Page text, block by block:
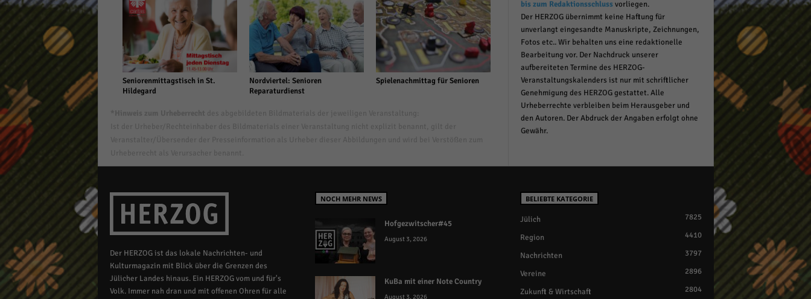
Seniorenmittagstisch in St.
Hildegard
Nordviertel: Senioren
Reparaturdienst
Spielenachmittag für Senioren
bis zum Redaktionsschlussvorliegen.
Der HERZOG übernimmt keine Haftung für
unverlangt eingesandte Manuskripte, Zeichnungen,
Fotos etc.. Wir behalten uns eine redaktionelle
Bearbeitung vor. Der Nachdruck unserer
aufbereiteten Termine des HERZOG-
Veranstaltungskalenders ist nur mit schriftlicher
Genehmigung des HERZOG gestattet. Alle
Urheberrechte verbleiben beim Herausgeber und
den Autoren. Der Abdruck der Angaben erfolgt ohne
Gewähr.
Der HERZOG ist das lokale Nachrichten- und
Kulturmagazin mit Blick über die Grenzen des
Jülicher Landes hinaus. Ein HERZOG vom und für's
Volk. Immer nah dran und mit offenen Ohren für alle
NOCH MEHR NEWS
Hofgezwitscher#45
August 3, 2026
KuBa mit einer Note Country
August 3, 2026
BELIEBTE KATEGORIE
Jülich 7825
Region 4410
Nachrichten 3797
Vereine 2896
Zukunft & Wirtschaft 2804